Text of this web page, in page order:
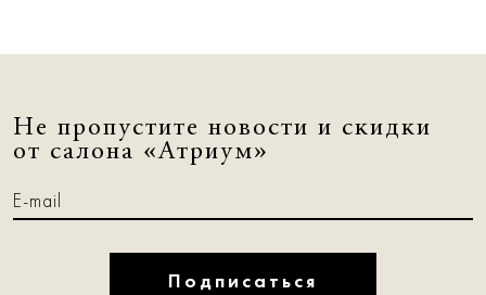
Не пропустите новости и скидки
от салона «Атриум»
Подписаться